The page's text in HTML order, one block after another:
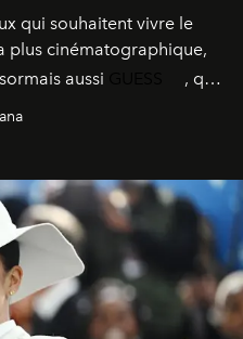
qui souhaitent vivre le
plus cinématographique,
aussi
, qui
hôtels, bateaux et
de style les plus